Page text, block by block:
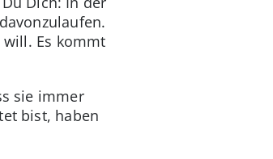
Es kommt
sie immer
bist, haben